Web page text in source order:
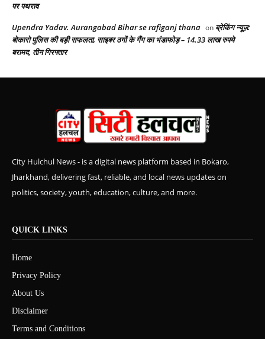
पर पथराव
Upendra Yadav. Aurangabad Bihar se rafiganj thana on ब्रेकिंग न्यूज़:
बोकारो पुलिस की बड़ी सफलता, साइबर ठगों के गैंग का भंडाफोड़ – 14.33 लाख रुपये
बरामद, तीन गिरफ्तार
City Hulchul News - is a digital news platform based in Bokaro,
Jharkhand, delivering fast, reliable, and local news updates on
politics, society, youth, education, culture, and more.
QUICK LINKS
Home
Privacy Policy
About Us
Disclaimer
Terms and Conditions